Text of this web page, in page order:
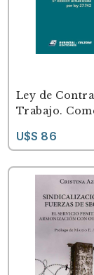
Ley de
Trabajo.
actualizada
U$S 86